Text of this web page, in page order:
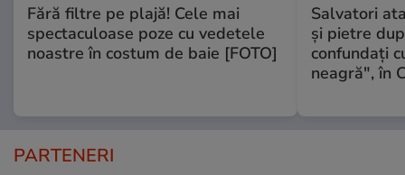
Fără filtre pe plajă! Cele mai
spectaculoase poze cu vedetele
noastre în costum de baie [FOTO]
Salvatori
şi pietre
confundaţi
neagră", în
PARTENERI